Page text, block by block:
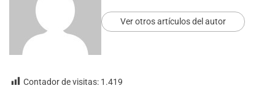
Ver otros artículos del autor
Contador de visitas: 1.419